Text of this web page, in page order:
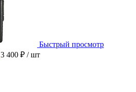
Быстрый просмотр
3 400 ₽ / шт